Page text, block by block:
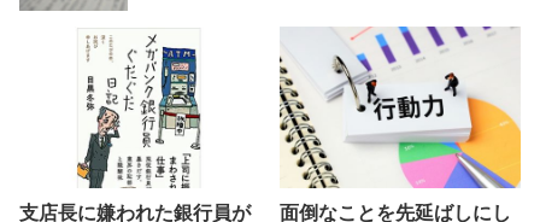
支店長に嫌われた銀行員が
面倒なことを先延ばしにし